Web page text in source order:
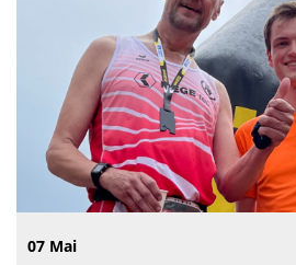
07 Mai